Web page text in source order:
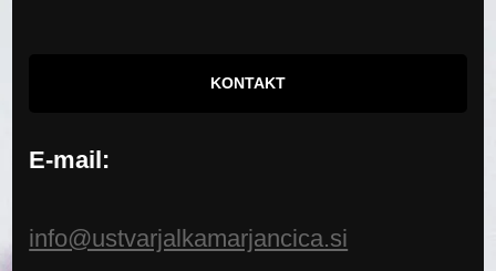
KONTAKT
E-mail:
info@ustvarjalkamarjancica.si